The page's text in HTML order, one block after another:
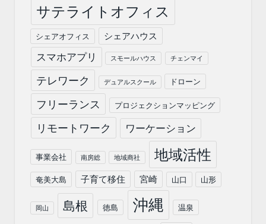
サテライトオフィス
シェアオフィス シェアハウス
スマホアプリ スモールハウス チェンマイ
テレワーク デュアルスクール ドローン
フリーランス プロジェクションマッピング
リモートワーク ワーケーション
事業会社 南房総 地域商社 地域活性
奄美大島 子育て移住 宮崎 山口 山形
岡山 島根 徳島 沖縄 温泉